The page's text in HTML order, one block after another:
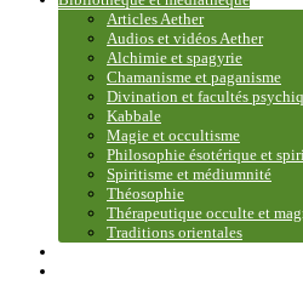
Articles Aether
Audios et vidéos Aether
Alchimie et spagyrie
Chamanisme et paganisme
Divination et facultés
Kabbale
Magie et occultisme
Philosophie ésotérique et
Spiritisme et médiumnité
Théosophie
Thérapeutique occulte et
Traditions orientales